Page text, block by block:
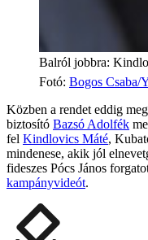
Balról jobbra:
Fotó: Bogos Csaba/
Közben a rendet eddig
biztosító Bazsó Adolfék
fel Kindlovics Máté,
mindenese, akik jól
fideszes Pócs János
kampányvideót.